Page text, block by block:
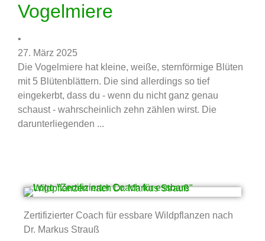
Vogelmiere
•
27. März 2025
Die Vogelmiere hat kleine, weiße, sternförmige Blüten
mit 5 Blütenblättern. Die sind allerdings so tief
eingekerbt, dass du - wenn du nicht ganz genau
schaust - wahrscheinlich zehn zählen wirst. Die
darunterliegenden ...
Zertifizierter Coach für essbare Wildpflanzen nach
Dr. Markus Strauß